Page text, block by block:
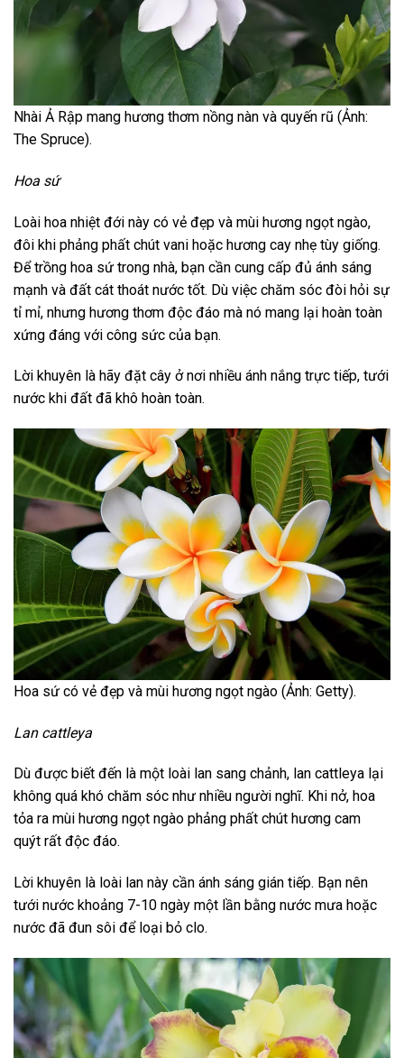
Nhài Ả Rập mang hương thơm nồng nàn và quyến rũ (Ảnh:
The Spruce).
Hoa sứ
Loài hoa nhiệt đới này có vẻ đẹp và mùi hương ngọt ngào,
đôi khi phảng phất chút vani hoặc hương cay nhẹ tùy giống.
Để trồng hoa sứ trong nhà, bạn cần cung cấp đủ ánh sáng
mạnh và đất cát thoát nước tốt. Dù việc chăm sóc đòi hỏi sự
tỉ mỉ, nhưng hương thơm độc đáo mà nó mang lại hoàn toàn
xứng đáng với công sức của bạn.
Lời khuyên là hãy đặt cây ở nơi nhiều ánh nắng trực tiếp, tưới
nước khi đất đã khô hoàn toàn.
Hoa sứ có vẻ đẹp và mùi hương ngọt ngào (Ảnh: Getty).
Lan cattleya
Dù được biết đến là một loài lan sang chảnh, lan cattleya lại
không quá khó chăm sóc như nhiều người nghĩ. Khi nở, hoa
tỏa ra mùi hương ngọt ngào phảng phất chút hương cam
quýt rất độc đáo.
Lời khuyên là loài lan này cần ánh sáng gián tiếp. Bạn nên
tưới nước khoảng 7-10 ngày một lần bằng nước mưa hoặc
nước đã đun sôi để loại bỏ clo.